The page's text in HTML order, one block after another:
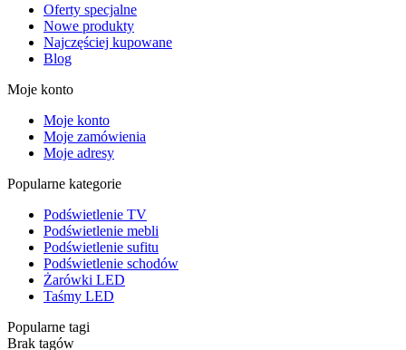
Oferty specjalne
Nowe produkty
Najczęściej kupowane
Blog
Moje konto
Moje konto
Moje zamówienia
Moje adresy
Popularne kategorie
Podświetlenie TV
Podświetlenie mebli
Podświetlenie sufitu
Podświetlenie schodów
Żarówki LED
Taśmy LED
Popularne tagi
Brak tagów